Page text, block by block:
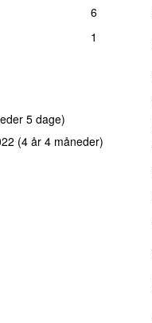
6
1
5 dage)
(4 år 4 måneder)